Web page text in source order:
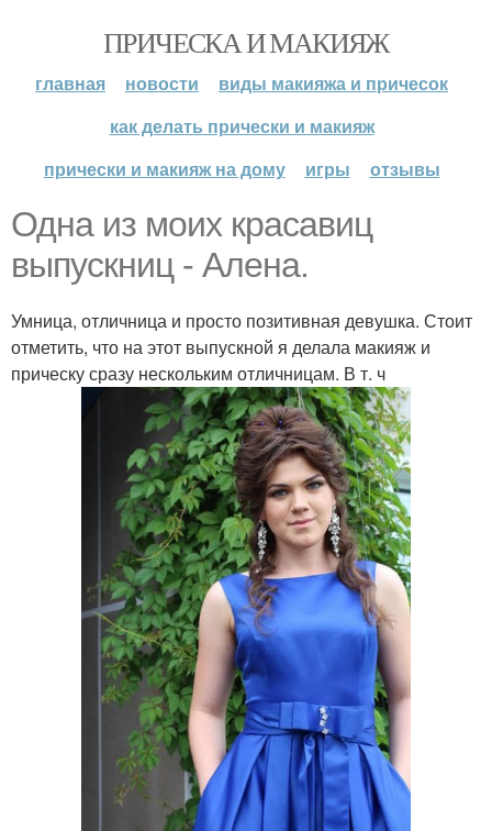
ПРИЧЕСКА И МАКИЯЖ
главная новости
виды макияжа и причесок
как делать прически и макияж
прически и макияж на дому
игры отзывы
Одна из моих красавиц
выпускниц - Алена.
Умница, отличница и просто позитивная девушка. Стоит
отметить, что на этот выпускной я делала макияж и
прическу сразу нескольким отличницам. В т. ч